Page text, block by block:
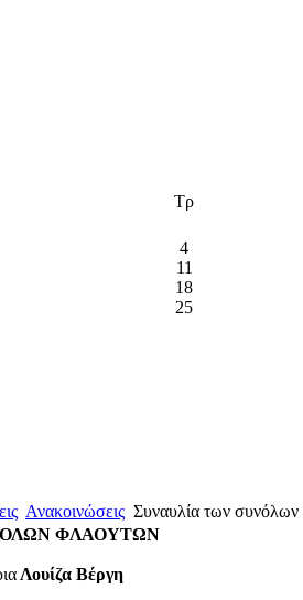
Τρ
4
11
18
25
Ανακοινώσεις Συναυλία των
ΦΛΑΟΥΤΩΝ
Λουίζα Βέργη